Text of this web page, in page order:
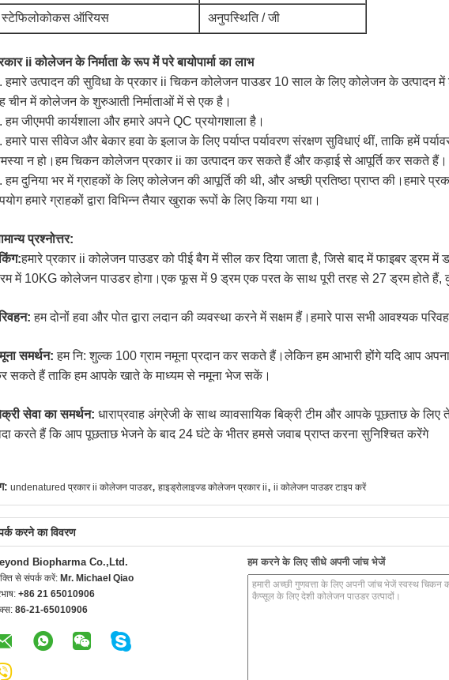
स्टेफिलोकोकस ऑरियस अनुपस्थिति / जी
ii कोलेजन के निर्माता के रूप में परे बायोपार्मा का लाभ
हमारे उत्पादन की सुविधा के प्रकार ii चिकन कोलेजन पाउडर 10 साल के लिए कोलेजन के उत्पादन में
चीन में कोलेजन के शुरुआती निर्माताओं में से एक है।
हम जीएमपी कार्यशाला और हमारे अपने QC प्रयोगशाला है।
हमारे पास सीवेज और बेकार हवा के इलाज के लिए पर्याप्त पर्यावरण संरक्षण सुविधाएं थीं, ताकि हमें
न हो।हम चिकन कोलेजन प्रकार ii का उत्पादन कर सकते हैं और कड़ाई से आपूर्ति कर सकते हैं।
हम दुनिया भर में ग्राहकों के लिए कोलेजन की आपूर्ति की थी, और अच्छी प्रतिष्ठा प्राप्त की।हमारे
हमारे ग्राहकों द्वारा विभिन्न तैयार खुराक रूपों के लिए किया गया था।
प्रश्नोत्तर:
हमारे प्रकार ii कोलेजन पाउडर को पीई बैग में सील कर दिया जाता है, जिसे बाद में फाइबर ड्रम में
में 10KG कोलेजन पाउडर होगा।एक फूस में 9 ड्रम एक परत के साथ पूरी तरह से 27 ड्रम होते हैं,
हम दोनों हवा और पोत द्वारा लदान की व्यवस्था करने में सक्षम हैं।हमारे पास सभी आवश्यक
समर्थन:हम नि: शुल्क 100 ग्राम नमूना प्रदान कर सकते हैं।लेकिन हम आभारी होंगे यदि आप
सकते हैं ताकि हम आपके खाते के माध्यम से नमूना भेज सकें।
सेवा का समर्थन: धाराप्रवाह अंग्रेजी के साथ व्यावसायिक बिक्री टीम और आपके पूछताछ के लिए
करते हैं कि आप पूछताछ भेजने के बाद 24 घंटे के भीतर हमसे जवाब प्राप्त करना सुनिश्चित करेंगे
undenatured प्रकार ii कोलेजन पाउडर, हाइड्रोलाइज्ड कोलेजन प्रकार ii, ii कोलेजन पाउडर टाइप करें
करने का विवरण
Biopharma Co.,Ltd.
से संपर्क करें: Mr. Michael Qiao
+86 21 65010906
86-21-65010906
हम करने के लिए सीधे अपनी जांच भेजें